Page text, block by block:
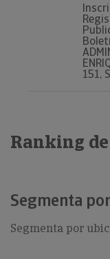
151,
Ranking
Segmenta
Segmenta por